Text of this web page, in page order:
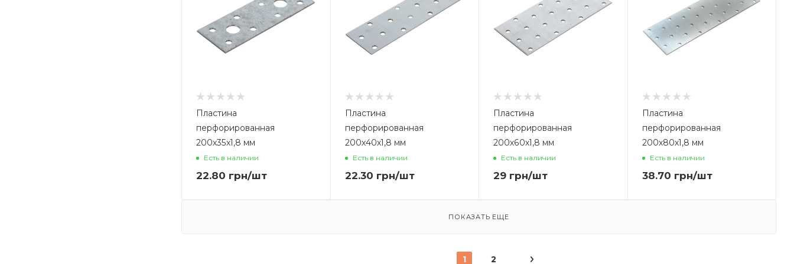
Пластина
перфорированная
200х35х1,8 мм
Есть в наличии
22.80 грн/шт
Пластина
перфорированная
200х40х1,8 мм
Есть в наличии
22.30 грн/шт
Пластина
перфорированная
200х60х1,8 мм
Есть в наличии
29 грн/шт
Пластина
перфорированная
200х80х1,8 мм
Есть в наличии
38.70 грн/шт
ПОКАЗАТЬ ЕЩЕ
1 2